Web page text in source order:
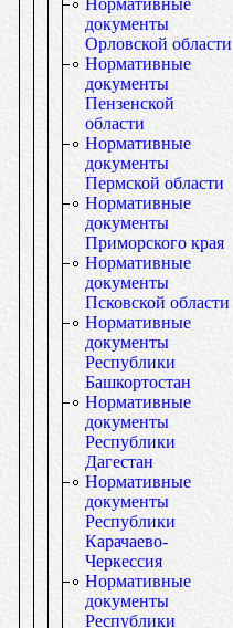
Нормативные
документы
Орловской области
Нормативные
документы
Пензенской
области
Нормативные
документы
Пермской области
Нормативные
документы
Приморского края
Нормативные
документы
Псковской области
Нормативные
документы
Республики
Башкортостан
Нормативные
документы
Республики
Дагестан
Нормативные
документы
Республики
Карачаево-
Черкессия
Нормативные
документы
Республики